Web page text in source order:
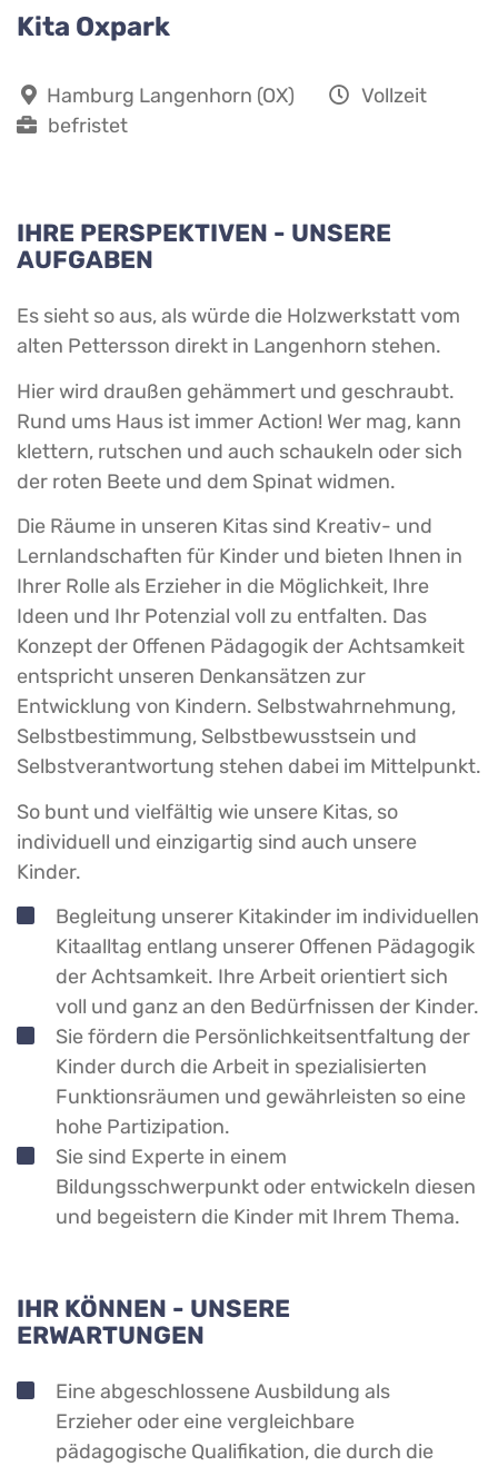
Kita Oxpark
Hamburg Langenhorn (OX)
Vollzeit
befristet
IHRE PERSPEKTIVEN - UNSERE
AUFGABEN
Es sieht so aus, als würde die Holzwerkstatt vom
alten Pettersson direkt in Langenhorn stehen.
Hier wird draußen gehämmert und geschraubt.
Rund ums Haus ist immer Action! Wer mag, kann
klettern, rutschen und auch schaukeln oder sich
der roten Beete und dem Spinat widmen.
Die Räume in unseren Kitas sind Kreativ- und
Lernlandschaften für Kinder und bieten Ihnen in
Ihrer Rolle als Erzieher in die Möglichkeit, Ihre
Ideen und Ihr Potenzial voll zu entfalten. Das
Konzept der Offenen Pädagogik der Achtsamkeit
entspricht unseren Denkansätzen zur
Entwicklung von Kindern. Selbstwahrnehmung,
Selbstbestimmung, Selbstbewusstsein und
Selbstverantwortung stehen dabei im Mittelpunkt.
So bunt und vielfältig wie unsere Kitas, so
individuell und einzigartig sind auch unsere
Kinder.
Begleitung unserer Kitakinder im individuellen
Kitaalltag entlang unserer Offenen Pädagogik
der Achtsamkeit. Ihre Arbeit orientiert sich
voll und ganz an den Bedürfnissen der Kinder.
Sie fördern die Persönlichkeitsentfaltung der
Kinder durch die Arbeit in spezialisierten
Funktionsräumen und gewährleisten so eine
hohe Partizipation.
Sie sind Experte in einem
Bildungsschwerpunkt oder entwickeln diesen
und begeistern die Kinder mit Ihrem Thema.
IHR KÖNNEN - UNSERE
ERWARTUNGEN
Eine abgeschlossene Ausbildung als
Erzieher oder eine vergleichbare
pädagogische Qualifikation, die durch die